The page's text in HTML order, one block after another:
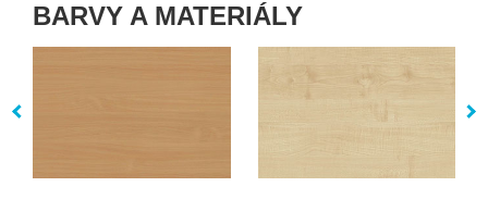
BARVY A MATERIÁLY